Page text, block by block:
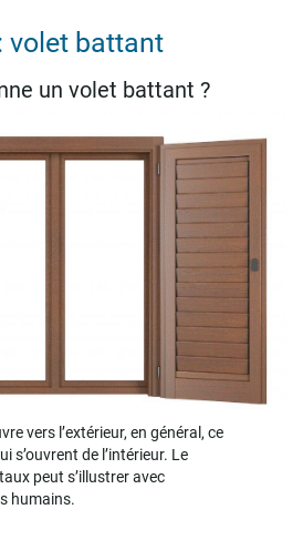
volet battant
un volet battant ?
vers l’extérieur, en général, ce
s’ouvrent de l’intérieur. Le
peut s’illustrer avec
humains.